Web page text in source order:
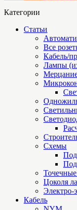
Категории
Статьи
Все
Кабель/
Лампы
Схемы
Цоколя
Электро-
Кабель